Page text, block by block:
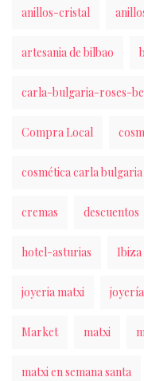
anillos-cristal
artesania de bilbao
carla-bulgaria-roses-
Compra Local
cosmética carla
cremas descuentos
hotel-asturias Ibiza
joyeria matxi joyería
Market matxi
matxi en semana santa